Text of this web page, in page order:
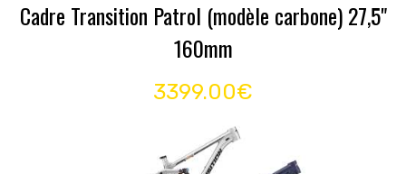
Cadre Transition Patrol (modèle carbone) 27,5"
160mm
3399.00€